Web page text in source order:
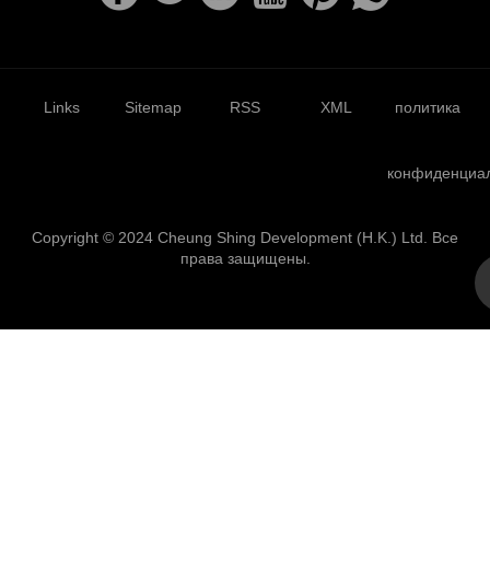
Links Sitemap RSS XML политика
Copyright © 2024 Cheung Shing Development (H.K.) Ltd. Все
права защищены.